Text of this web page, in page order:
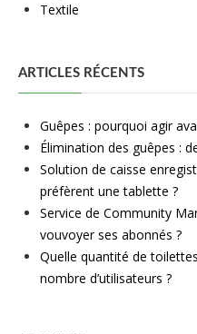
Textile
ARTICLES RÉCENTS
Guêpes : pourquoi agir
Élimination des guêpes :
Solution de caisse
préfèrent une tablette ?
Service de Community
vouvoyer ses abonnés ?
Quelle quantité de
nombre d’utilisateurs ?